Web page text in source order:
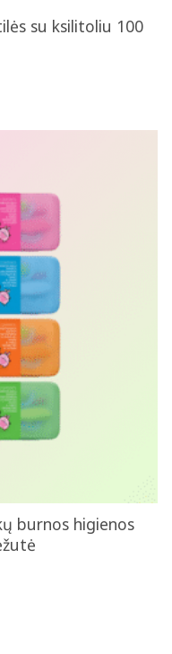
su ksilitoliu 100
burnos higienos